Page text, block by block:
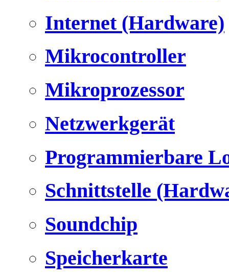
Internet (Hardware)
Mikrocontroller
Mikroprozessor
Netzwerkgerät
Programmierbare
Schnittstelle
Soundchip
Speicherkarte